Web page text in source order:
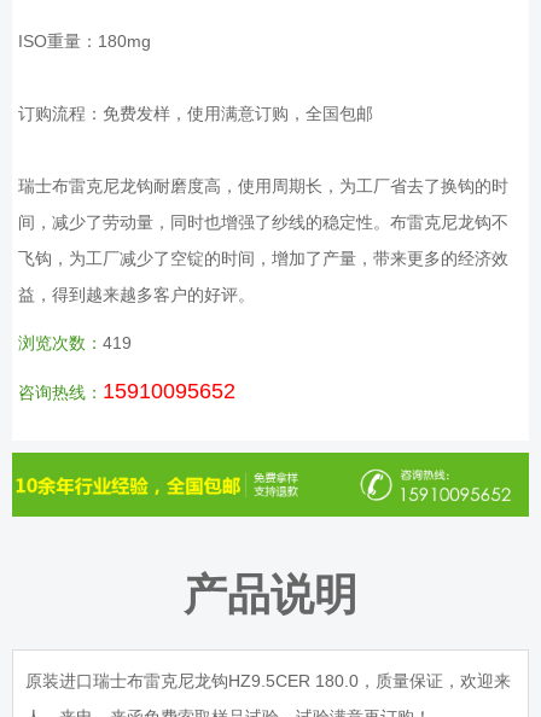
ISO重量：180mg
订购流程：免费发样，使用满意订购，全国包邮
瑞士布雷克尼龙钩耐磨度高，使用周期长，为工厂省去了换钩的时
间，减少了劳动量，同时也增强了纱线的稳定性。布雷克尼龙钩不
飞钩，为工厂减少了空锭的时间，增加了产量，带来更多的经济效
益，得到越来越多客户的好评。
浏览次数： 419
咨询热线： 15910095652
产品说明
原装进口瑞士布雷克尼龙钩HZ9.5CER 180.0，质量保证，欢迎来